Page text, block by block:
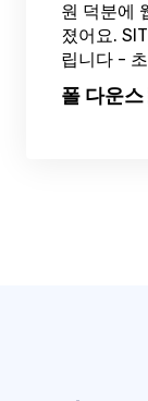
원 덕분에
졌어요.
립니다 -
폴 다운스